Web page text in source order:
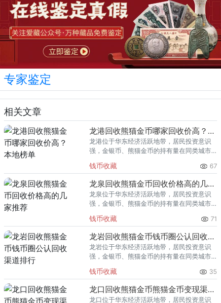
专家鉴定
相关文章
龙港回收熊猫金币哪家回收价高？本地榜单
龙港位于华东经济活跃地带，居民投资意识
强，金银币、熊猫金币的持有量在同类城市
熊猫金币的需求就明显升温，但鱼龙混杂的
回收渠道里，能精准识别版别溢
钱币收藏 67
龙泉回收熊猫金币回收价格高的几家推荐
龙泉位于华东经济活跃地带，居民投资意识
强，金银币、熊猫金币的持有量在同类城市
熊猫金币的需求就明显升温，但鱼龙混杂的
回收渠道里，能精准识别版别溢
钱币收藏 71
龙岩回收熊猫金币钱币圈公认回收渠道排行
龙岩位于华东经济活跃地带，居民投资意识
强，金银币、熊猫金币的持有量在同类城市
熊猫金币的需求就明显升温，但鱼龙混杂的
回收渠道里，能精准识别版别溢
钱币收藏 35
龙口回收熊猫金币熊猫金币变现渠道指南
龙口位于华东经济活跃地带，居民投资意识